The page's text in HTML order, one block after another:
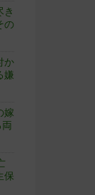
き
の
か
嫌
嫁
保